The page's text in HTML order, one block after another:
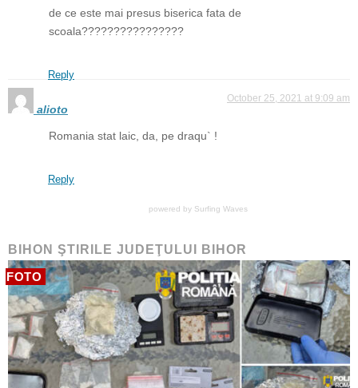
de ce este mai presus biserica fata de
scoala????????????????
Reply
alioto
October 25, 2021 at 9:09 am
Romania stat laic, da, pe draqu` !
Reply
powered by Surfing Waves
BIHON ŞTIRILE JUDEŢULUI BIHOR
FOTO